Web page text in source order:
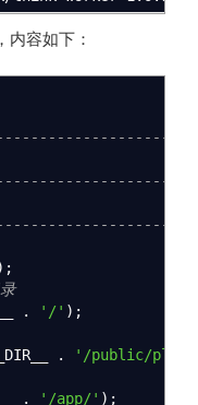
容如下：
;
. '/' ) ;
.
'/public/
. '/app/' ) ;